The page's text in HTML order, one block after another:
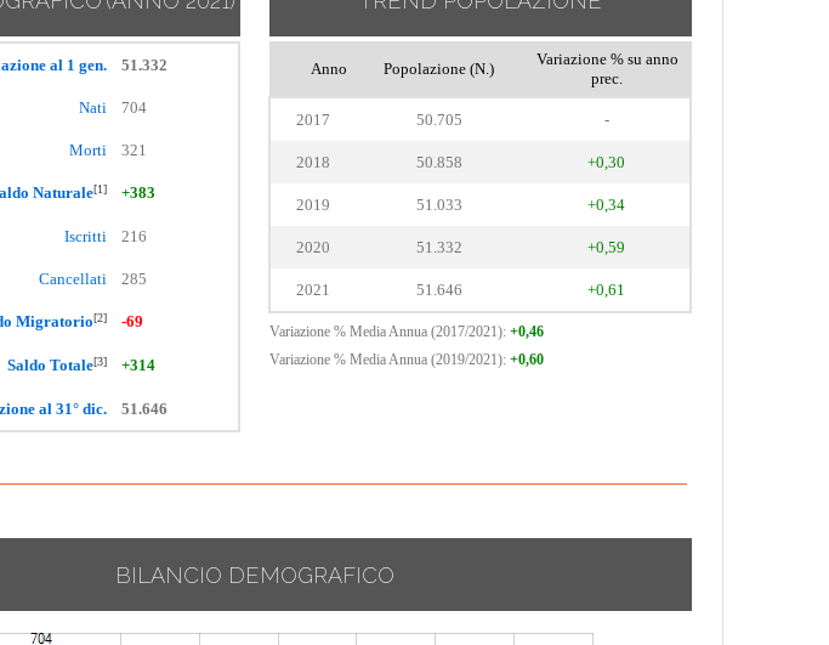
al 1 gen. 51.332
Nati 704
Morti 321
Naturale[1] +383
Iscritti 216
Cancellati 285
Migratorio[2] -69
Saldo Totale[3] +314
al 31° dic. 51.646
Anno Popolazione (N.)
Variazione % su anno
prec.
2017 50.705 -
2018 50.858 +0,30
2019 51.033 +0,34
2020 51.332 +0,59
2021 51.646 +0,61
Variazione % Media Annua (2017/2021): +0,46
Variazione % Media Annua (2019/2021): +0,60
BILANCIO DEMOGRAFICO